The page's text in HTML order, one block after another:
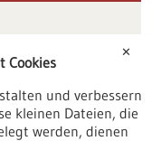
✕
Cookies
und verbessern
kleinen Dateien, die
werden, dienen